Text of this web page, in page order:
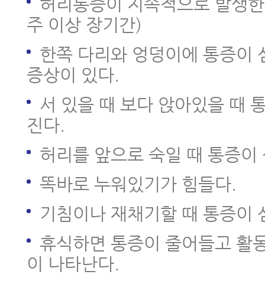
근육파열
디스크 내장증
주 이상 장기간)
한쪽 다리와 엉덩이에 통증이
증상이 있다.
서 있을 때 보다 앉아있을 때
진다.
허리를 앞으로 숙일 때 통증이
똑바로 누워있기가 힘들다.
기침이나 재채기할 때 통증이
휴식하면 통증이 줄어들고 활
이 나타난다.